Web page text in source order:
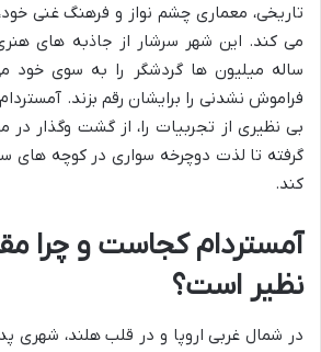
تاریخی، معماری چشم نواز و فرهنگ غنی
می کند. این شهر سرشار از جاذبه های
ساله میلیون ها گردشگر را به سوی خود
فراموش نشدنی را برایشان رقم بزند.
بی نظیری از تجربیات را، از گشت وگذار در
گرفته تا لذت دوچرخه سواری در کوچه
کند.
آمستردام کجاست و چرا
نظیر است؟
در شمال غربی اروپا و در قلب هلند، شهری